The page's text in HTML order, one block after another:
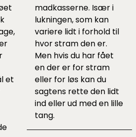
et
madkasserne. Især i
lukningen, som kan
variere lidt i forhold til
hvor stram den er.
Men hvis du har fået
en der er for stram
eller for løs kan du
sagtens rette den lidt
ind eller ud med en lille
tang.